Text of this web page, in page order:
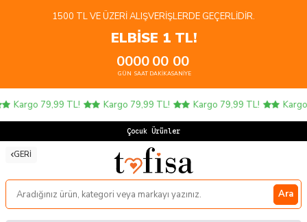
1500 TL VE ÜZERI ALIŞVERIŞLERDE GEÇERLIDIR.
ELBİSE 1 TL!
00
GÜN
00
SAAT
00
DAKIKA
00
SANIYE
Kargo 79,99 TL! Kargo 79,99 TL! Kargo 79,99 TL! Kargo
Çocuk Ürünleri
GERI
Ara